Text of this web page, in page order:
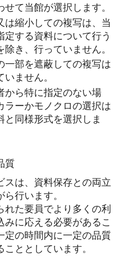
せて当館が選択します。
は縮小しての複写は、当
定する資料について行う
除き、行っていません。
一部を遮蔽しての複写は
いません。
から特に指定のない場
ラーかモノクロの選択は
と同様形式を選択しま
質
スは、資料保存との両立
ら行います。
れた要員でより多くの利
みに応える必要があるこ
定の時間内に一定の品質
こととしています。